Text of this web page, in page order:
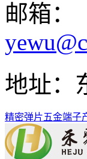
邮箱：
地址：
精密弹片五金端子